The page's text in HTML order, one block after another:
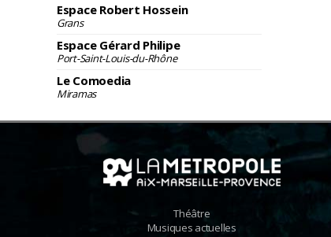
Espace Robert Hossein
Grans
Espace Gérard Philipe
Port-Saint-Louis-du-Rhône
Le Comoedia
Miramas
Théâtre
Musiques actuelles